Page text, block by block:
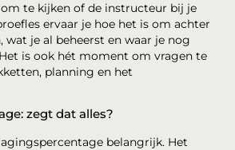
te kijken of de instructeur bij je
ervaar je hoe het is om achter
wat je al beheerst en waar je nog
is ook hét moment om vragen te
planning en het
zegt dat alles?
belangrijk. Het